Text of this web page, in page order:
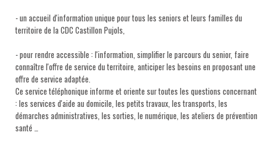
- un accueil d'information unique pour tous les seniors et leurs familles du
territoire de la CDC Castillon Pujols,
- pour rendre accessible : l'information, simplifier le parcours du senior, faire
connaître l'offre de service du territoire, anticiper les besoins en proposant une
offre de service adaptée.
Ce service téléphonique informe et oriente sur toutes les questions concernant
: les services d'aide au domicile, les petits travaux, les transports, les
démarches administratives, les sorties, le numérique, les ateliers de prévention
santé …